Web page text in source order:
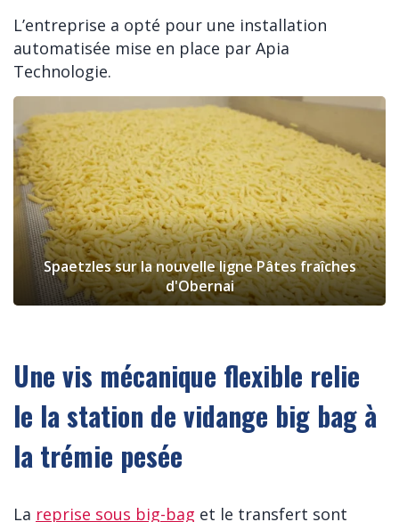
L’entreprise a opté pour une installation
automatisée mise en place par Apia
Technologie.
Spaetzles sur la nouvelle ligne Pâtes fraîches
d'Obernai
Une vis mécanique flexible relie
le la station de vidange big bag à
la trémie pesée
La reprise sous big-bag et le transfert sont